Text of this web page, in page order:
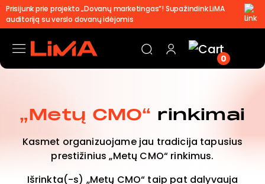
Prisijunk prie projekto „Dovanų marketingas”! Supažindink LiMA
auditoriją su verslo dovanų idėjomis
0
„Metų CMO“ rinkimai
Kasmet organizuojame jau tradicija tapusius
prestižinius „Metų CMO“ rinkimus.
Išrinkta(-s) „Metų CMO“ taip pat dalyvauja